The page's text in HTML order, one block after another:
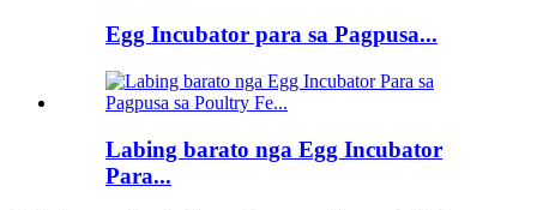
Egg Incubator para sa Pagpusa...
Labing barato nga Egg Incubator
Para...